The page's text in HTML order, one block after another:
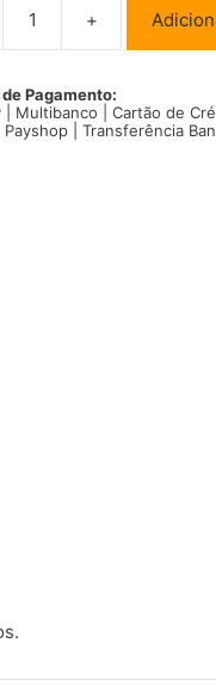
+
Pagamento:
| Multibanco | Cartão de
Payshop | Transferência